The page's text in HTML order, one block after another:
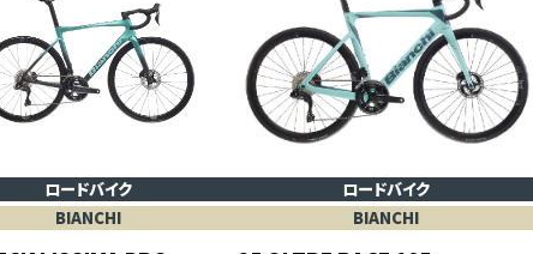
ロードバイク
BIANCHI
ロードバイク
BIANCHI